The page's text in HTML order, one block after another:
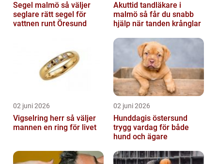
Segel malmö så väljer
seglare rätt segel för
vattnen runt Öresund
Akuttid tandläkare i
malmö så får du snabb
hjälp när tanden krånglar
02 juni 2026
Vigselring herr så väljer
mannen en ring för livet
02 juni 2026
Hunddagis östersund
trygg vardag för både
hund och ägare